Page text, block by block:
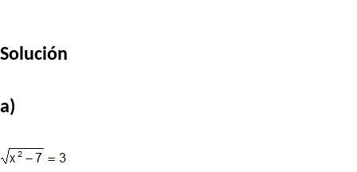
Solución
a)